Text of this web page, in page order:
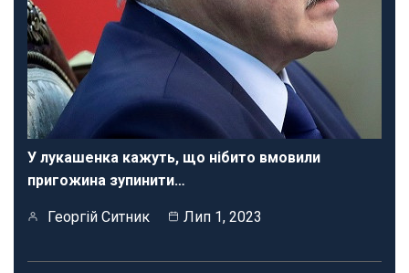
У лукашенка кажуть, що нібито вмовили
пригожина зупинити…
Георгій Ситник Лип 1, 2023